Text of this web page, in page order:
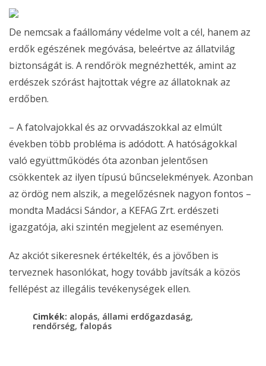
De nemcsak a faállomány védelme volt a cél, hanem az
erdők egészének megóvása, beleértve az állatvilág
biztonságát is. A rendőrök megnézhették, amint az
erdészek szórást hajtottak végre az állatoknak az
erdőben.
– A fatolvajokkal és az orvvadászokkal az elmúlt
években több probléma is adódott. A hatóságokkal
való együttműködés óta azonban jelentősen
csökkentek az ilyen típusú bűncselekmények. Azonban
az ördög nem alszik, a megelőzésnek nagyon fontos –
mondta Madácsi Sándor, a KEFAG Zrt. erdészeti
igazgatója, aki szintén megjelent az eseményen.
Az akciót sikeresnek értékelték, és a jövőben is
terveznek hasonlókat, hogy tovább javítsák a közös
fellépést az illegális tevékenységek ellen.
Cimkék: alopás, állami erdőgazdaság,
rendőrség, falopás